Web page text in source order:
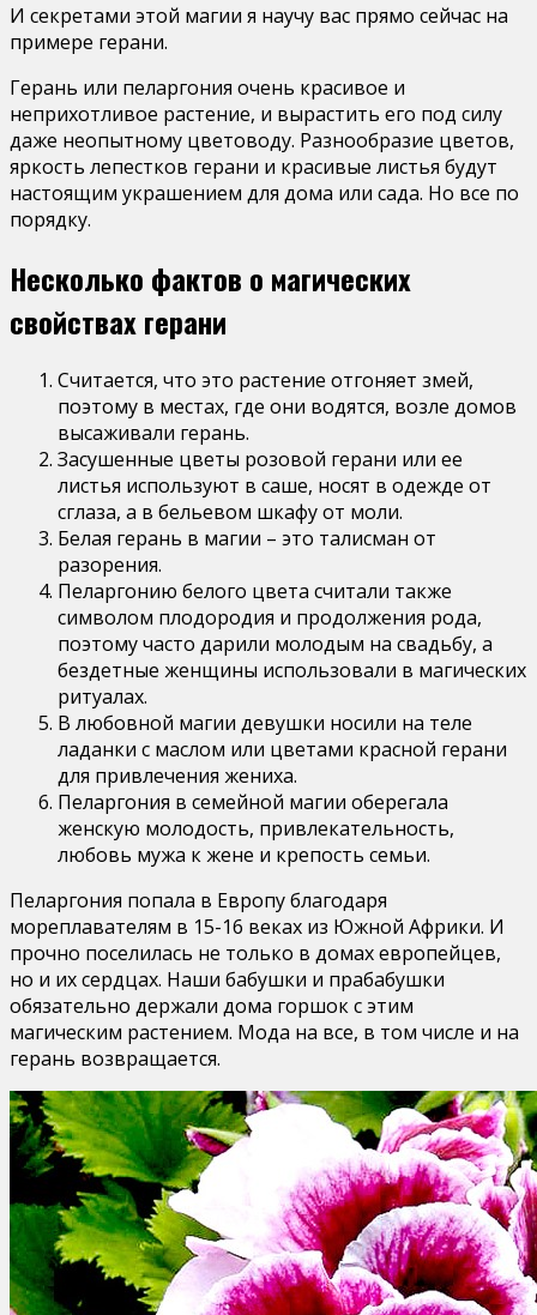
И секретами этой магии я научу вас прямо сейчас на
примере герани.
Герань или пеларгония очень красивое и
неприхотливое растение, и вырастить его под силу
даже неопытному цветоводу. Разнообразие цветов,
яркость лепестков герани и красивые листья будут
настоящим украшением для дома или сада. Но все по
порядку.
Несколько фактов о магических
свойствах герани
Считается, что это растение отгоняет змей,
поэтому в местах, где они водятся, возле домов
высаживали герань.
Засушенные цветы розовой герани или ее
листья используют в саше, носят в одежде от
сглаза, а в бельевом шкафу от моли.
Белая герань в магии – это талисман от
разорения.
Пеларгонию белого цвета считали также
символом плодородия и продолжения рода,
поэтому часто дарили молодым на свадьбу, а
бездетные женщины использовали в магических
ритуалах.
В любовной магии девушки носили на теле
ладанки с маслом или цветами красной герани
для привлечения жениха.
Пеларгония в семейной магии оберегала
женскую молодость, привлекательность,
любовь мужа к жене и крепость семьи.
Пеларгония попала в Европу благодаря
мореплавателям в 15-16 веках из Южной Африки. И
прочно поселилась не только в домах европейцев,
но и их сердцах. Наши бабушки и прабабушки
обязательно держали дома горшок с этим
магическим растением. Мода на все, в том числе и на
герань возвращается.